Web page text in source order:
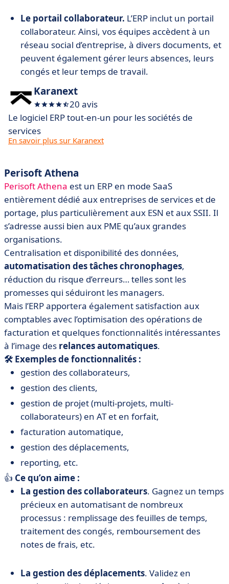
Le portail collaborateur. L’ERP inclut un portail
collaborateur. Ainsi, vos équipes accèdent à un
réseau social d’entreprise, à divers documents, et
peuvent également gérer leurs absences, leurs
congés et leur temps de travail.
Karanext
20 avis
Le logiciel ERP tout-en-un pour les sociétés de
services
En savoir plus sur Karanext
Perisoft Athena
Perisoft Athena est un ERP en mode SaaS
entièrement dédié aux entreprises de services et de
portage, plus particulièrement aux ESN et aux SSII. Il
s’adresse aussi bien aux PME qu’aux grandes
organisations.
Centralisation et disponibilité des données,
automatisation des tâches chronophages,
réduction du risque d’erreurs… telles sont les
promesses qui séduiront les managers.
Mais l’ERP apportera également satisfaction aux
comptables avec l’optimisation des opérations de
facturation et quelques fonctionnalités intéressantes
à l’image des relances automatiques.
🛠️ Exemples de fonctionnalités :
gestion des collaborateurs,
gestion des clients,
gestion de projet (multi-projets, multi-
collaborateurs) en AT et en forfait,
facturation automatique,
gestion des déplacements,
reporting, etc.
👍 Ce qu’on aime :
La gestion des collaborateurs. Gagnez un temps
précieux en automatisant de nombreux
processus : remplissage des feuilles de temps,
traitement des congés, remboursement des
notes de frais, etc.
La gestion des déplacements. Validez en